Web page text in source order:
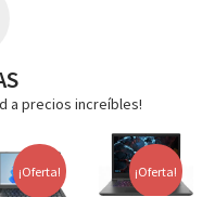
a precios increíbles!
¡Oferta! ¡Oferta!